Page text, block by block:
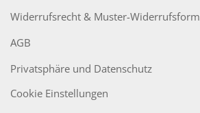
Widerrufsrecht & Muster-
AGB
Privatsphäre und Datenschutz
Cookie Einstellungen